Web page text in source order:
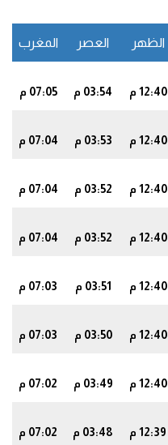
الظهر العصر المغرب
12:40 م 03:54 م 07:05 م
12:40 م 03:53 م 07:04 م
12:40 م 03:52 م 07:04 م
12:40 م 03:52 م 07:04 م
12:40 م 03:51 م 07:03 م
12:40 م 03:50 م 07:03 م
12:40 م 03:49 م 07:02 م
12:39 م 03:48 م 07:02 م